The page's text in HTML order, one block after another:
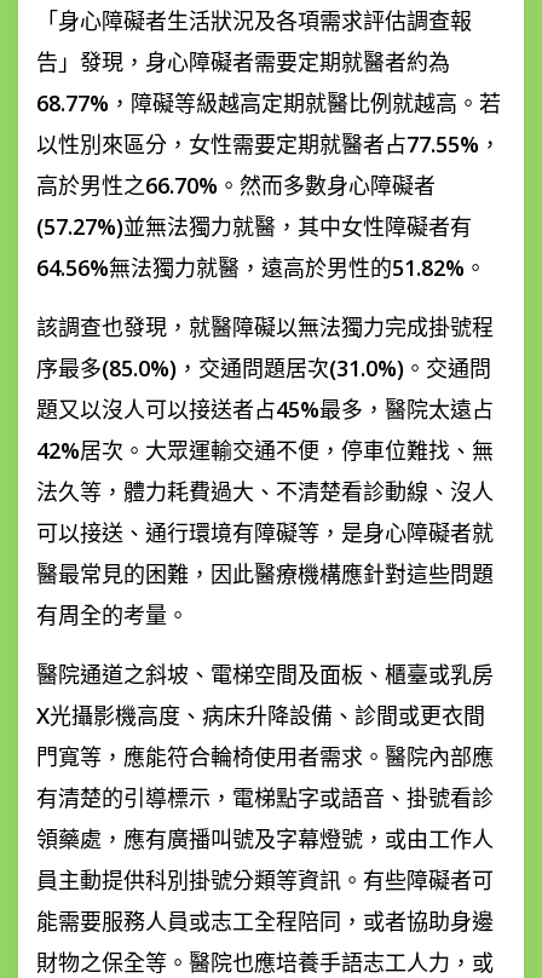
「身心障礙者生活狀況及各項需求評估調查報
告」發現，身心障礙者需要定期就醫者約為
68.77%，障礙等級越高定期就醫比例就越高。若
以性別來區分，女性需要定期就醫者占77.55%，
高於男性之66.70%。然而多數身心障礙者
(57.27%)並無法獨力就醫，其中女性障礙者有
64.56%無法獨力就醫，遠高於男性的51.82%。
該調查也發現，就醫障礙以無法獨力完成掛號程
序最多(85.0%)，交通問題居次(31.0%)。交通問
題又以沒人可以接送者占45%最多，醫院太遠占
42%居次。大眾運輸交通不便，停車位難找、無
法久等，體力耗費過大、不清楚看診動線、沒人
可以接送、通行環境有障礙等，是身心障礙者就
醫最常見的困難，因此醫療機構應針對這些問題
有周全的考量。
醫院通道之斜坡、電梯空間及面板、櫃臺或乳房
X光攝影機高度、病床升降設備、診間或更衣間
門寬等，應能符合輪椅使用者需求。醫院內部應
有清楚的引導標示，電梯點字或語音、掛號看診
領藥處，應有廣播叫號及字幕燈號，或由工作人
員主動提供科別掛號分類等資訊。有些障礙者可
能需要服務人員或志工全程陪同，或者協助身邊
財物之保全等。醫院也應培養手語志工人力，或